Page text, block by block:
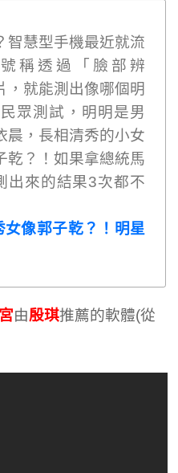
智慧型手機最近就流
稱透過「臉部辨
，就能測出像哪個明
眾測試，明明是男
晨，長相清秀的小女
乾？！如果拿總統馬
出來的結果3次都不
女像郭子乾？！明星
由殷琪推薦的軟體(從